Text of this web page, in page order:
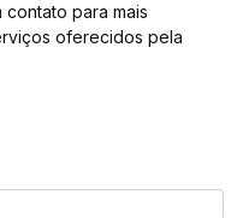
para mais
oferecidos pela